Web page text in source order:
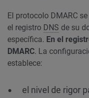
El protocolo DMARC
el registro DNS de su
específica. En el
DMARC. La
establece:
el nivel de rigor